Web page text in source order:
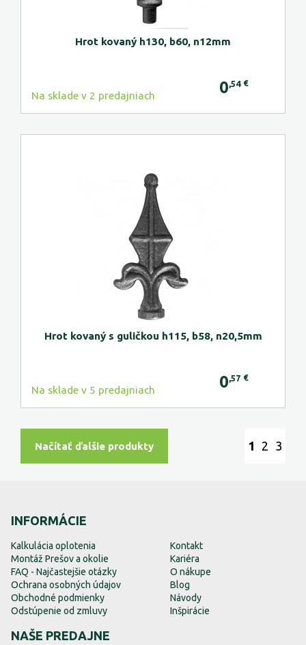
Hrot kovaný h130, b60, n12mm
Na sklade v 2 predajniach 0 ,54 €
Hrot kovaný s guličkou h115, b58, n20,5mm
Na sklade v 5 predajniach 0 ,57 €
Načítať ďalšie produkty 1 2 3
INFORMÁCIE
Kalkulácia oplotenia
Montáž Prešov a okolie
FAQ - Najčastejšie otázky
Ochrana osobných údajov
Obchodné podmienky
Odstúpenie od zmluvy
Kontakt
Kariéra
O nákupe
Blog
Návody
Inšpirácie
NAŠE PREDAJNE